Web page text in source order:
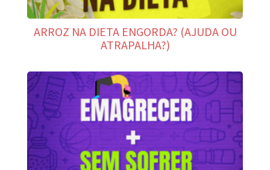
ARROZ NA DIETA ENGORDA? (AJUDA OU
ATRAPALHA?)